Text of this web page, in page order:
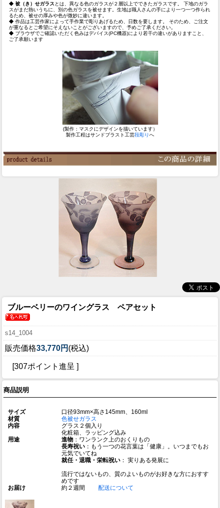
◆ 被（き）せガラス とは、異なる色のガラスが２層以上でできたガラスです。 下地のガラ
スがまだ熱いうちに、別の色ガラスを被せます。生地は職人さんの手により一つ一つ作られ
るため、被せの厚みや色が微妙に違います。
◆ 作品は工芸作家によって手作業で彫りあげるため、日数を要します。 そのため、ご注文
が重なるとご希望にそえないことがございますので、予めご了承ください。
◆ ブラウザでご確認いただく色みはデバイス(PC機器)により若干の違いがありますこと、
ご了承願います
(製作：マスクにデザインを描いています）
製作工程はサンドブラスト工芸段彫りへ
ブルーベリーのワイングラス ペアセット
s14_1004
販売価格33,770円 (税込)
[307ポイント進呈 ]
商品説明
サイズ
口径93mm×高さ145mm、160ml
材質
色被せガラス
内容
グラス２個入り
化粧箱、ラッピング込み
用途
進物 ：ワンランク上のおくりもの
長寿祝い ：もう一つの花言葉は「健康」。いつまでもお
元気でいてね
就任・退職・栄転祝い ： 実りある発展に
流行ではないもの、質のよいものがお好きな方におすす
めです
お届け
約２週間 配送について